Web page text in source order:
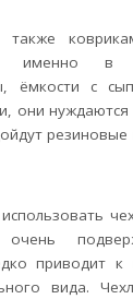
также
именно в
ёмкости с
они нуждаются
резиновые
приводит к
вида.